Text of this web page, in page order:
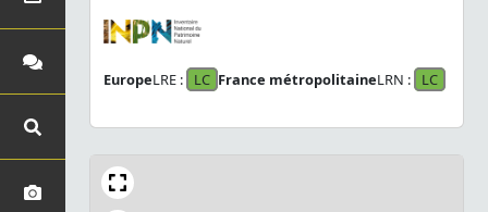
EuropeLRE : LC France métropolitaineLRN : LC